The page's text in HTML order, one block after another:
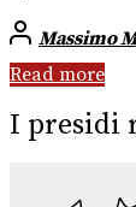
Massimo
Read more
I presidi